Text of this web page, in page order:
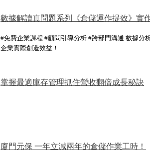
數據解讀真問題系列《倉儲運作提效》實
#免費企業課程 #顧問引導分析 #跨部門溝通 數據分
企業實際創造效益！
掌握最適庫存管理抓住營收翻倍成長秘訣
廈門元保 一年立減兩年的倉儲作業工時！